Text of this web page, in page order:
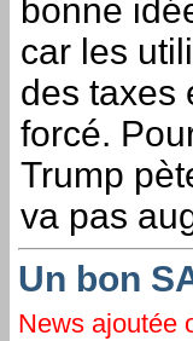
bonne
car les
des taxes
forcé.
Trump
va pas
Un bon
News ajoutée